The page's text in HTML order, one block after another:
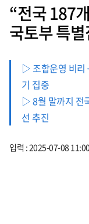
“전국 187
국토부 특
▷ 조합운영 비리
기 집중
▷ 8월 말까지 전
선 추진
입력 : 2025-07-08 11:00